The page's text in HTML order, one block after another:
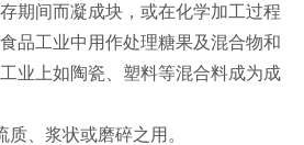
期间而凝成块，或在化学加工过程
品工业中用作处理糖果及混合物和
业上如陶瓷、塑料等混合料成为成
、浆状或磨碎之用。